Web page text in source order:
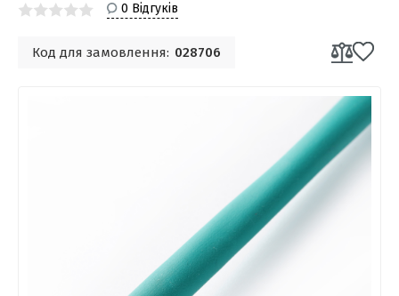
0 Відгуків
Код для замовлення: 028706